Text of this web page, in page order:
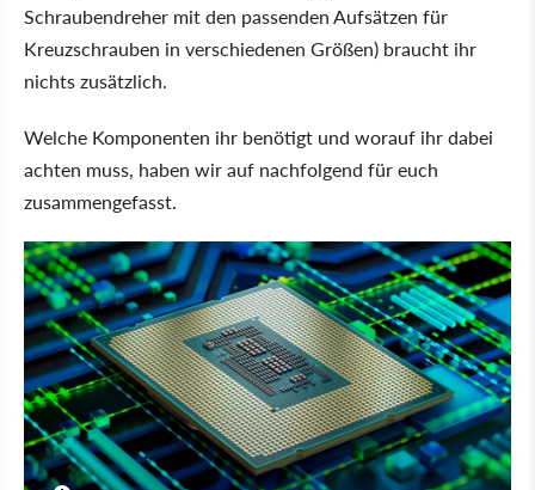
Schraubendreher mit den passenden Aufsätzen für
Kreuzschrauben in verschiedenen Größen) braucht ihr
nichts zusätzlich.
Welche Komponenten ihr benötigt und worauf ihr dabei
achten muss, haben wir auf nachfolgend für euch
zusammengefasst.